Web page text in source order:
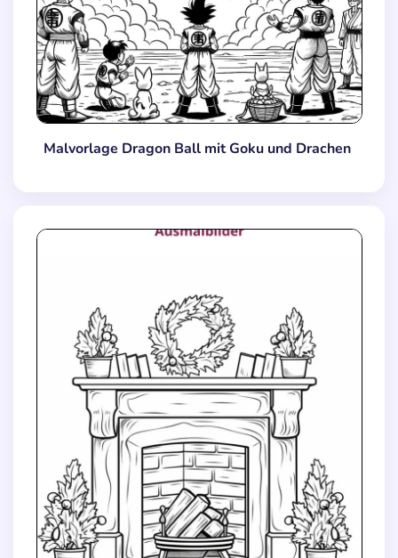
Malvorlage Dragon Ball mit Goku und Drachen